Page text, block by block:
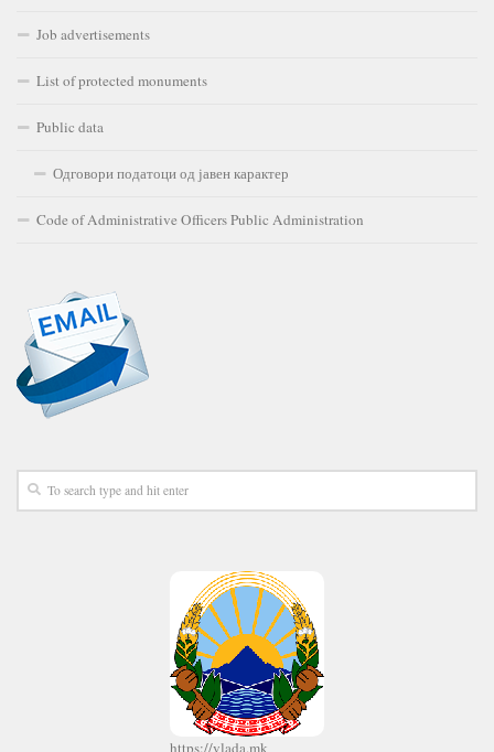
Job advertisements
List of protected monuments
Public data
Одговори податоци од јавен карактер
Code of Administrative Officers Public Administration
https://vlada.mk